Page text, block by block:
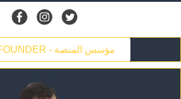
THE FOUNDER - مؤسس المنصة